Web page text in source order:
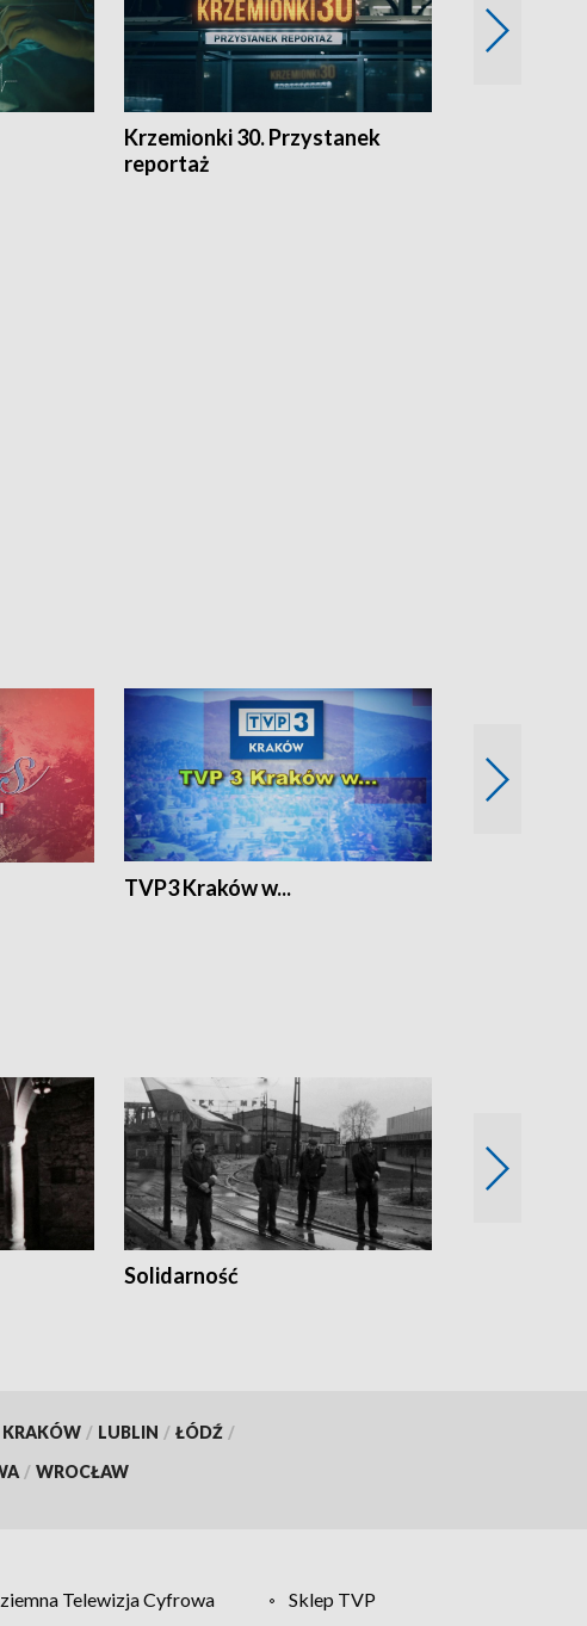
Krzemionki 30. Przystanek
reportaż
TVP3 Kraków w...
Solidarność
KRAKÓW / LUBLIN / ŁÓDŹ /
/ WROCŁAW
Telewizja Cyfrowa
Sklep TVP